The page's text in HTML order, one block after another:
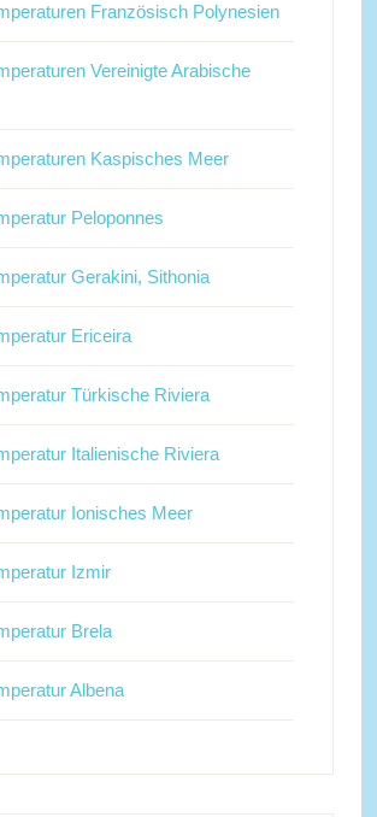
Französisch Polynesien
Vereinigte Arabische
Kaspisches Meer
Peloponnes
Gerakini, Sithonia
Ericeira
Türkische Riviera
Italienische Riviera
Ionisches Meer
Izmir
Brela
Albena